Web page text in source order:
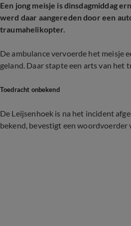
Een jong meisje is dinsdagmiddag
werd daar aangereden door een
traumahelikopter.
De ambulance vervoerde het meisje
geland. Daar stapte een arts van het
Toedracht onbekend
De Leijsenhoek is na het incident
bekend, bevestigt een woordvoerder